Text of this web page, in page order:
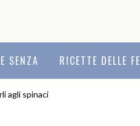
SENZA RICETTE DELLE
agli spinaci